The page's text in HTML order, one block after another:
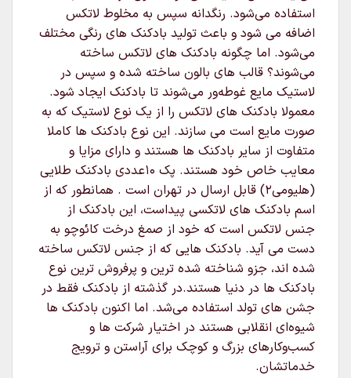
استفاده می‌شود. رنگدانه سپس به مخلوط لاتکس
اضافه می شود و باعث تولید بادکنک های رنگی مختلف
می‌شود. اما چگونه بادکنک های لاتکس ساخته
می‌شوند؟ قالب های بالون ساخته شده و سپس در
لاستیک مایع غوطه‌ور می‌شوند تا بادکنک ایجاد شود.
معمولا بادکنک های لاتکس را از یک نوع لاستیک که به
صورت مایع است می سازند. این نوع بادکنک ها کاملا
متفاوت از سایر بادکنک ها هستند و دارای مزایا و
معایب خاص خود هستند. پک ۱۰عددی بادکنک طلایی
(هلیومی۲) قابل ارسال در تهران است . همانطور که از
اسم بادکنک های لاتکسی پیداست، این بادکنک از
جنس لاتکس است که خود از صمغ درخت کائوچو به
دست می آید. بادکنک هایی که از جنس لاتکس ساخته
شده اند، جزو شناخته شده ترین و پرفروش ترین نوع
بادکنک ها در دنیا هستند.در گذشته از بادکنک فقط در
جشن های تولد استفاده می‌شد. اما اکنون بادکنک ها
شیوه‌ای انقلابی هستند در اختیار شرکت ها و
کسب‌وکارهای بزرگ و کوچک برای آراستن و ترویج
خدماتشان.